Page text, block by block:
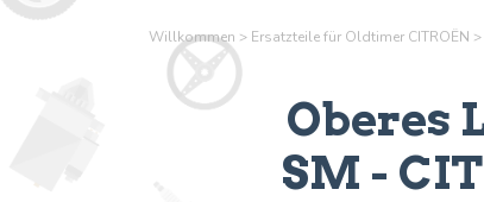
Willkommen > Ersatzteile für Oldtimer CITROËN >
Oberes
SM -